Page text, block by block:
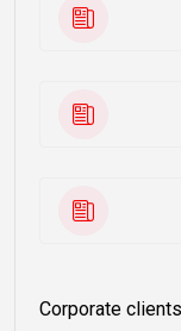
Corporate